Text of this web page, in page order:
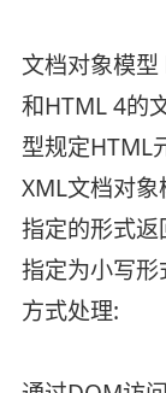
文档对象模
和HTML 4的
型规定HTML
XML文档对
指定的形式
指定为小写
方式处理: